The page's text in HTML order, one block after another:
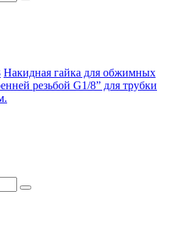
Накидная гайка для обжимных
резьбой G1/8” для трубки